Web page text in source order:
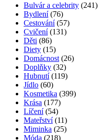
Bulvár a celebrity (241)
Bydlení(76)
Cestování(57)
Cvičení(131)
Děti (86)
Diety (15)
Domácnost (26)
Doplňky (32)
Hubnutí(119)
Jídlo (60)
Kosmetika (399)
Krása (177)
Líčení(54)
Mateřství(11)
Miminka (25)
Móda (218)